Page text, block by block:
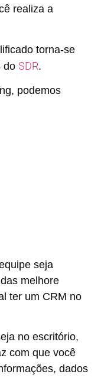
realiza a
torna-se
do SDR.
podemos
seja
melhore
ter um CRM no
no escritório,
com que você
dados